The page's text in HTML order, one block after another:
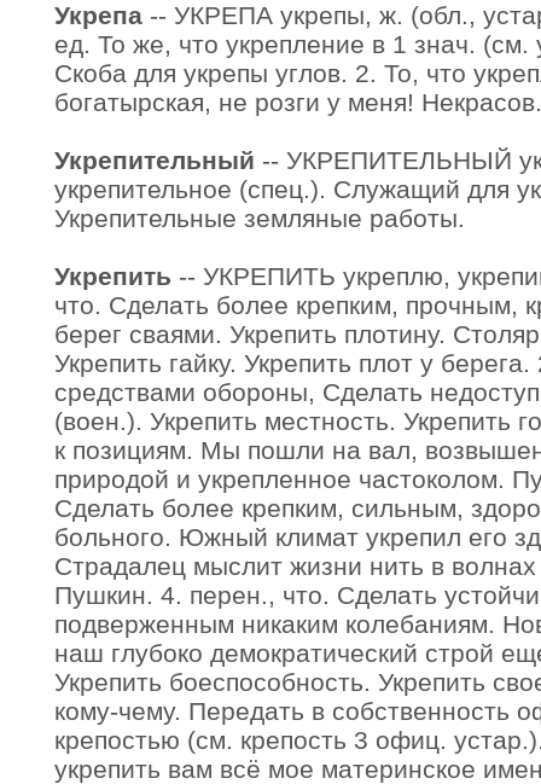
Укрепа -- УКРЕПА укрепы, ж. (обл.,
ед. То же, что укрепление в 1 знач. (см.
Скоба для укрепы углов. 2. То, что
богатырская, не розги у меня! Некрасов.
Укрепительный -- УКРЕПИТЕЛЬНЫЙ
укрепительное (спец.). Служащий для
Укрепительные земляные работы.
Укрепить -- УКРЕПИТЬ укреплю,
что. Сделать более крепким, прочным,
берег сваями. Укрепить плотину.
Укрепить гайку. Укрепить плот у
средствами обороны, Сделать
(воен.). Укрепить местность. Укрепить
к позициям. Мы пошли на вал,
природой и укрепленное частоколом.
Сделать более крепким, сильным,
больного. Южный климат укрепил его
Страдалец мыслит жизни нить в волнах
Пушкин. 4. перен., что. Сделать
подверженным никаким колебаниям.
наш глубоко демократический строй
Укрепить боеспособность. Укрепить
кому-чему. Передать в собственность
крепостью (см. крепость 3 офиц.
укрепить вам всё мое материнское